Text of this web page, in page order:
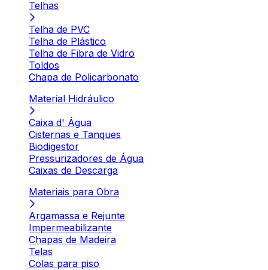
Telhas
Telha de PVC
Telha de Plástico
Telha de Fibra de Vidro
Toldos
Chapa de Policarbonato
Material Hidráulico
Caixa d' Água
Cisternas e Tanques
Biodigestor
Pressurizadores de Água
Caixas de Descarga
Materiais para Obra
Argamassa e Rejunte
Impermeabilizante
Chapas de Madeira
Telas
Colas para piso